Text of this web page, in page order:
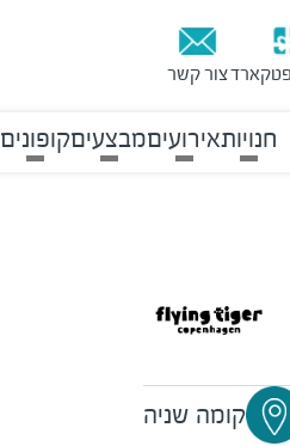
צור קשר
חנויותאירועיםמבצעיםקופונים
קומה שניה